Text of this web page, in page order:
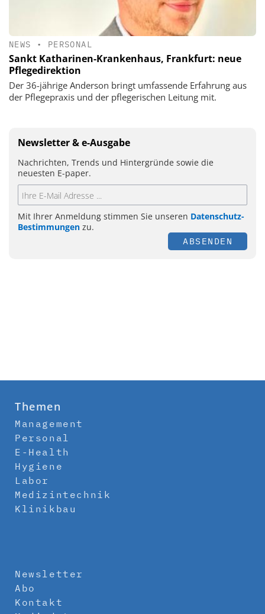
NEWS • PERSONAL
Sankt Katharinen-Krankenhaus, Frankfurt: neue
Pflegedirektion
Der 36-jährige Anderson bringt umfassende Erfahrung aus
der Pflegepraxis und der pflegerischen Leitung mit.
Newsletter & e-Ausgabe
Nachrichten, Trends und Hintergründe sowie die
neuesten E-paper.
Mit Ihrer Anmeldung stimmen Sie unseren Datenschutz-
Bestimmungen zu.
ABSENDEN
Themen
Management
Personal
E-Health
Hygiene
Labor
Medizintechnik
Klinikbau
Newsletter
Abo
Kontakt